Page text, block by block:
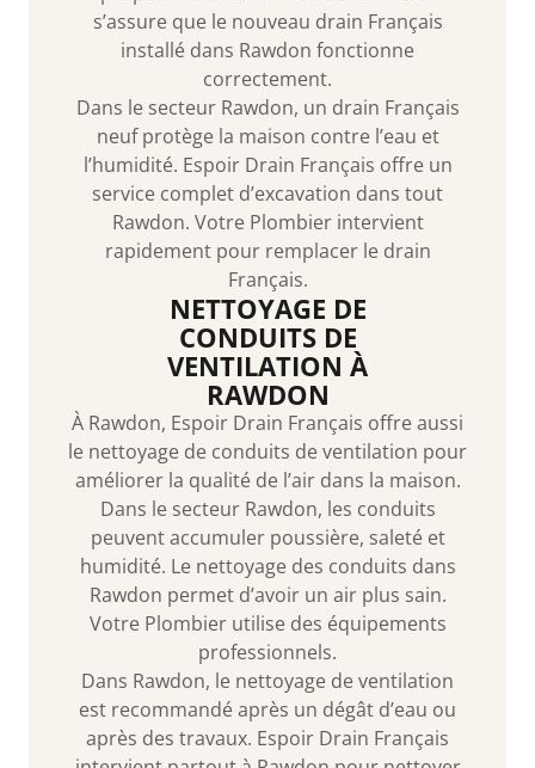
s’assure que le nouveau drain Français
installé dans Rawdon fonctionne
correctement.
Dans le secteur Rawdon, un drain Français
neuf protège la maison contre l’eau et
l’humidité. Espoir Drain Français offre un
service complet d’excavation dans tout
Rawdon. Votre Plombier intervient
rapidement pour remplacer le drain
Français.
NETTOYAGE DE
CONDUITS DE
VENTILATION À
RAWDON
À Rawdon, Espoir Drain Français offre aussi
le nettoyage de conduits de ventilation pour
améliorer la qualité de l’air dans la maison.
Dans le secteur Rawdon, les conduits
peuvent accumuler poussière, saleté et
humidité. Le nettoyage des conduits dans
Rawdon permet d’avoir un air plus sain.
Votre Plombier utilise des équipements
professionnels.
Dans Rawdon, le nettoyage de ventilation
est recommandé après un dégât d’eau ou
après des travaux. Espoir Drain Français